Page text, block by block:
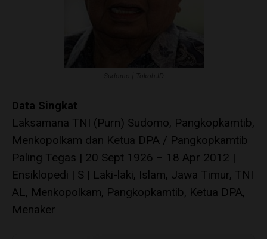
Data Singkat
Laksamana TNI (Purn) Sudomo, Pangkopkamtib,
Menkopolkam dan Ketua DPA / Pangkopkamtib
Paling Tegas | 20 Sept 1926 – 18 Apr 2012 |
Ensiklopedi | S | Laki-laki, Islam, Jawa Timur, TNI
AL, Menkopolkam, Pangkopkamtib, Ketua DPA,
Menaker